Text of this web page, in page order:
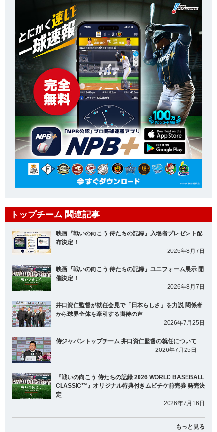
トップチーム 関連記事
映画『戦いの向こう 侍たちの記録』入場者プレゼント配
布決定！
2026年8月7日
映画『戦いの向こう 侍たちの記録』ユニフォーム展示 開
催決定！
2026年8月7日
井口資仁監督が就任会見で「日本らしさ」を力説 関係者
から球界全体を牽引する期待の声
2026年7月25日
侍ジャパントップチーム 井口資仁監督の就任について
2026年7月25日
『戦いの向こう 侍たちの記録 2026 WORLD BASEBALL
CLASSIC™』オリジナル特典付きムビチケ前売券 発売決
定
2026年7月16日
もっと見る